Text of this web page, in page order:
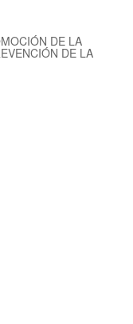
DE LA
DE LA